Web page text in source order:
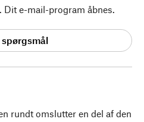
rundt omslutter en del af den
e-mail-program åbnes.